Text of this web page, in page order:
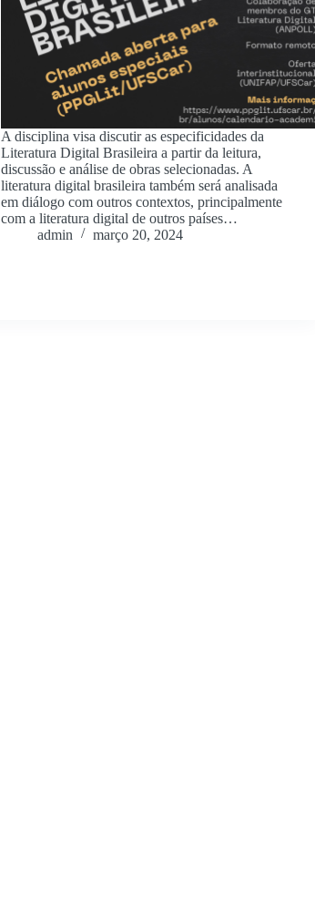
A disciplina visa discutir as especificidades da
Literatura Digital Brasileira a partir da leitura,
discussão e análise de obras selecionadas. A
literatura digital brasileira também será analisada
em diálogo com outros contextos, principalmente
com a literatura digital de outros países…
admin
março 20, 2024